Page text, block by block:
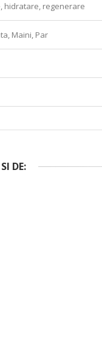
hidratare, regenerare
Maini, Par
DE: